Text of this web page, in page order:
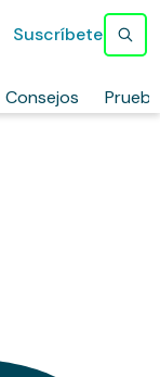
Consejos
Suscríbete